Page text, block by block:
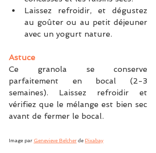
Laissez refroidir, et dégustez
au goûter ou au petit déjeuner
avec un yogurt nature.
Astuce
Ce granola se conserve
parfaitement en bocal (2-3
semaines). Laissez refroidir et
vérifiez que le mélange est bien sec
avant de fermer le bocal.
Image par Genevieve Belcher de Pixabay